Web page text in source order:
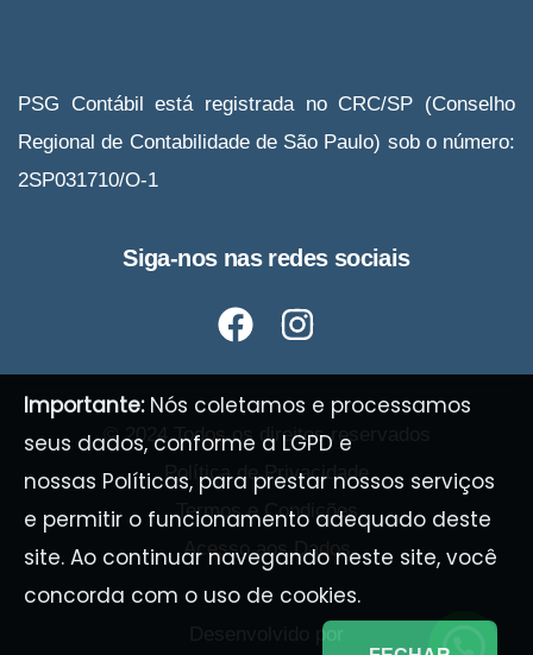
PSG Contábil está registrada no CRC/SP (Conselho
Regional de Contabilidade de São Paulo) sob o número:
2SP031710/O-1
Siga-nos nas redes sociais
© 2024 Todos os direitos reservados
Política de Privacidade
Termos e Condições
Acesso aos Dados
Desenvolvido por
Importante: Nós coletamos e processamos
seus dados, conforme a LGPD e
nossas Políticas, para prestar nossos serviços
e permitir o funcionamento adequado deste
site. Ao continuar navegando neste site, você
concorda com o uso de cookies.